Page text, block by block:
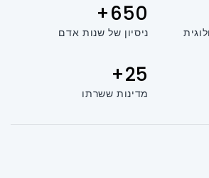
650+
ניסיון של שנות אדם
25+
מדינות ששרתו